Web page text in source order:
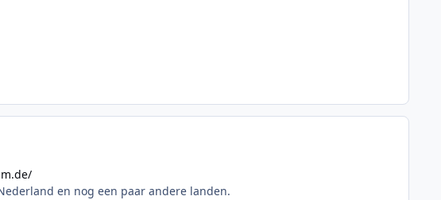
en nog een paar andere landen.